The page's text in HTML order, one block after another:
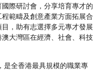
際研討會，分享培育專才的
範疇及創意產業方面拓展合
，助有志選擇多元專才發展
大灣區在經濟、社會、科技
是全香港最具規模的職業專